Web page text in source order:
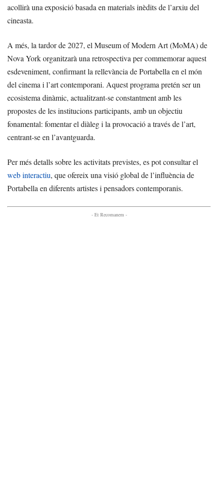
acollirà una exposició basada en materials inèdits de l’arxiu del
cineasta.
A més, la tardor de 2027, el Museum of Modern Art (MoMA) de
Nova York organitzarà una retrospectiva per commemorar aquest
esdeveniment, confirmant la rellevància de Portabella en el món
del cinema i l’art contemporani. Aquest programa pretén ser un
ecosistema dinàmic, actualitzant-se constantment amb les
propostes de les institucions participants, amb un objectiu
fonamental: fomentar el diàleg i la provocació a través de l’art,
centrant-se en l’avantguarda.
Per més detalls sobre les activitats previstes, es pot consultar el
web interactiu, que ofereix una visió global de l’influència de
Portabella en diferents artistes i pensadors contemporanis.
- Et Recomanem -